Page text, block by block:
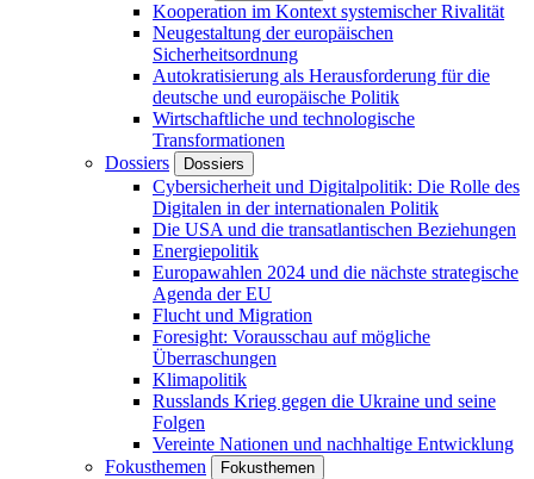
Kooperation im Kontext systemischer Rivalität
Neugestaltung der europäischen
Sicherheitsordnung
Autokratisierung als Herausforderung für die
deutsche und europäische Politik
Wirtschaftliche und technologische
Transformationen
Dossiers
Dossiers
Cybersicherheit und Digitalpolitik: Die Rolle des
Digitalen in der internationalen Politik
Die USA und die transatlantischen Beziehungen
Energiepolitik
Europawahlen 2024 und die nächste strategische
Agenda der EU
Flucht und Migration
Foresight: Vorausschau auf mögliche
Überraschungen
Klimapolitik
Russlands Krieg gegen die Ukraine und seine
Folgen
Vereinte Nationen und nachhaltige Entwicklung
Fokusthemen
Fokusthemen